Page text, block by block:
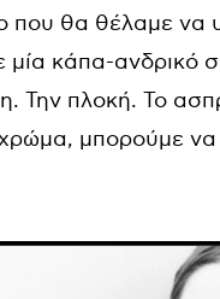
που θα θέλαμε να
μία κάπα-ανδρικό
Την πλοκή. Το
μπορούμε να